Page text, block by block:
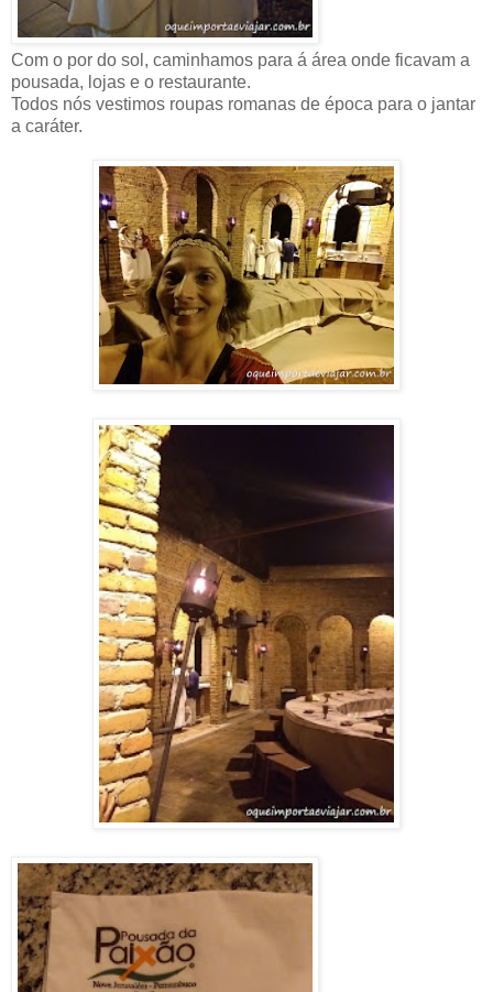
Com o por do sol, caminhamos para á área onde ficavam a
pousada, lojas e o restaurante.
Todos nós vestimos roupas romanas de época para o jantar
a caráter.